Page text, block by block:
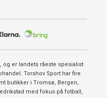
og er landets råeste spesialist
Torshov Sport har fire
butikker i Tromsø, Bergen,
med fokus på fotball,